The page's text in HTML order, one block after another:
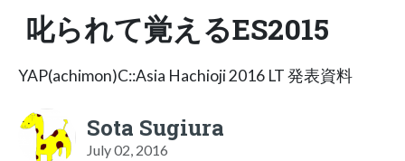
叱られて覚えるES2015
YAP(achimon)C::Asia Hachioji 2016 LT 発表資料
Sota Sugiura
July 02, 2016